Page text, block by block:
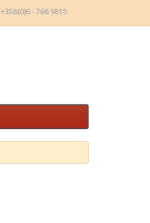
+358(0)6 - 766 9815